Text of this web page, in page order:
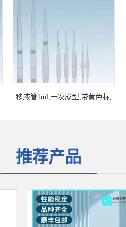
移液管1ml,一次成型,带黄色标,
推荐产品